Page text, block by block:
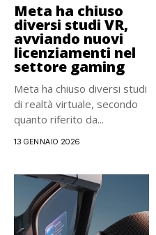
Meta ha chiuso
diversi studi VR,
avviando nuovi
licenziamenti nel
settore gaming
Meta ha chiuso diversi studi
di realtà virtuale, secondo
quanto riferito da...
13 GENNAIO 2026